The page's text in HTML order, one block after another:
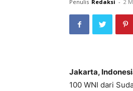
Penulis Redaksi - 2
​Jakarta,
100 WNI dari